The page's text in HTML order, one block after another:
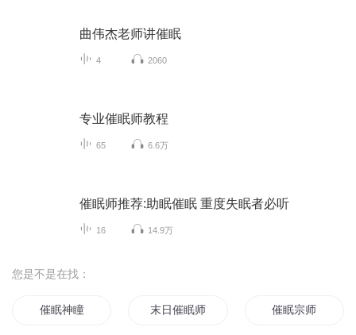
曲伟杰老师讲催眠
4 2060
专业催眠师教程
65 6.6万
催眠师推荐:助眠催眠 重度失眠者必听
16 14.9万
您是不是在找：
催眠神瞳 末日催眠师 催眠宗师